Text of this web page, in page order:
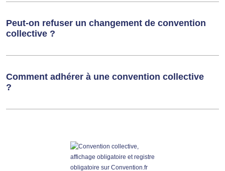
Peut-on refuser un changement de convention
collective ?
Comment adhérer à une convention collective
?